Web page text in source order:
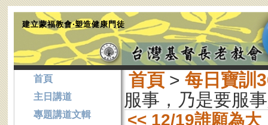
建立蒙福教會‧塑造健康門徒
首頁 >每日寶訓
服事，乃是要服
<< 12/19誰願為大
首頁
主日講道
專題講道文輯